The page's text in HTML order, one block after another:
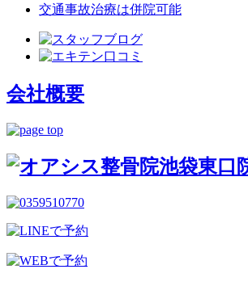
交通事故治療は併院可能
会社概要